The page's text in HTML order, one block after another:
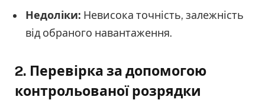
Недоліки: Невисока точність, залежність
від обраного навантаження.
2. Перевірка за допомогою
контрольованої розрядки